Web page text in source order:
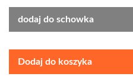
dodaj do schowka
Dodaj do koszyka